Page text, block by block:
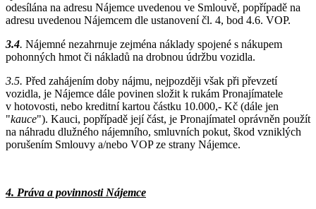
odesílána na adresu Nájemce uvedenou ve Smlouvě, popřípadě na
adresu uvedenou Nájemcem dle ustanovení čl. 4, bod 4.6. VOP.
3.4. Nájemné nezahrnuje zejména náklady spojené s nákupem
pohonných hmot či nákladů na drobnou údržbu vozidla.
3.5. Před zahájením doby nájmu, nejpozději však při převzetí
vozidla, je Nájemce dále povinen složit k rukám Pronajímatele
v hotovosti, nebo kreditní kartou částku 10.000,- Kč (dále jen
"kauce"). Kauci, popřípadě její část, je Pronajímatel oprávněn použít
na náhradu dlužného nájemního, smluvních pokut, škod vzniklých
porušením Smlouvy a/nebo VOP ze strany Nájemce.
4. Práva a povinnosti Nájemce